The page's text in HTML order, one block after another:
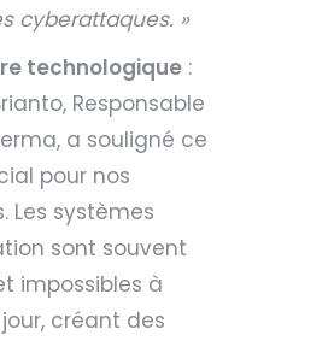
cyberattaques. »
technologique :
Responsable
a souligné ce
pour nos
Les systèmes
sont souvent
impossibles à
créant des